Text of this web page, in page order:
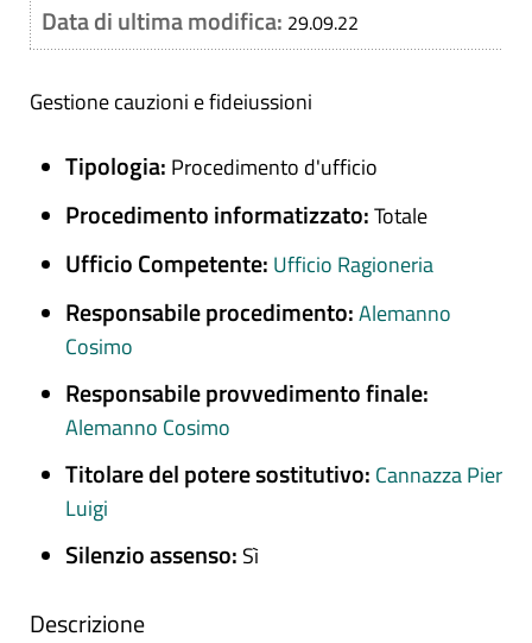
Data di ultima modifica: 29.09.22
Gestione cauzioni e fideiussioni
Tipologia: Procedimento d'ufficio
Procedimento informatizzato:Totale
Ufficio Competente: Ufficio Ragioneria
Responsabile procedimento:Alemanno
Cosimo
Responsabile provvedimento finale:
Alemanno Cosimo
Titolare del potere sostitutivo: Cannazza Pier
Luigi
Silenzio assenso: Sì
Descrizione